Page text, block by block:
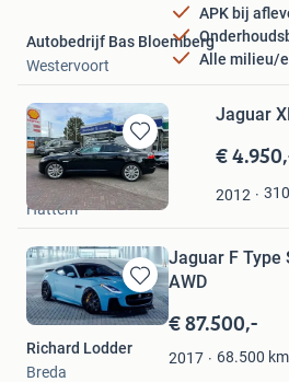
APK bij
Alle milieu/
Autobedrijf Bas Bloemberg
Westervoort
Bewaren
in
Mijn
Favorieten
Jaguar
€
2012
MartinGri
Hattem
Bewaren
in
Favorieten
Jaguar F Type SVR 5.0
AWD
€ 87.500,-
2017 68.500 km
Richard Lodder
Breda